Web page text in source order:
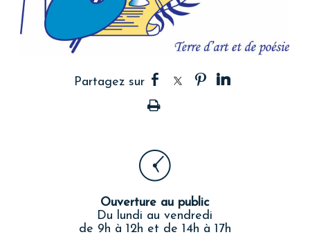
Ouverture au public
Du lundi au vendredi
de 9h à 12h et de 14h à 17h